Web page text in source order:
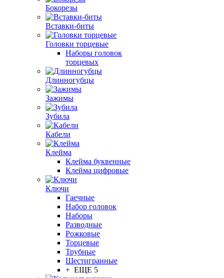
Бокорезы
Вставки-биты
Головки торцевые
Наборы головок
торцевых
Длинногубцы
Зажимы
Зубила
Кабели
Клейма
Клейма буквенные
Клейма цифровые
Ключи
Гаечные
Набор головок
Наборы
Разводные
Рожковые
Торцевые
Трубные
Шестигранные
+ ЕЩЕ 5